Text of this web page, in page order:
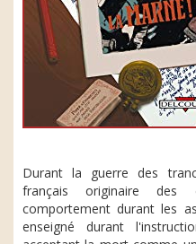
Durant la guerre des
français originaire des
comportement durant les
enseigné durant